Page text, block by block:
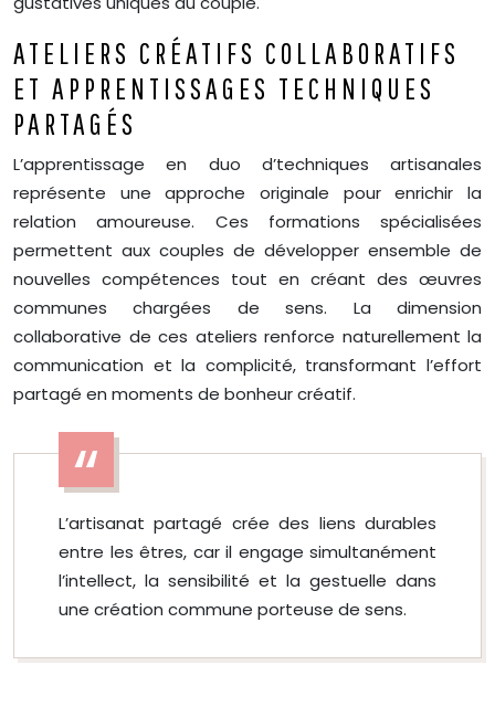
ATELIERS CRÉATIFS COLLABORATIFS
ET APPRENTISSAGES TECHNIQUES
PARTAGÉS
L’apprentissage en duo d’techniques artisanales
représente une approche originale pour enrichir la
relation amoureuse. Ces formations spécialisées
permettent aux couples de développer ensemble de
nouvelles compétences tout en créant des œuvres
communes chargées de sens. La dimension
collaborative de ces ateliers renforce naturellement la
communication et la complicité, transformant l’effort
partagé en moments de bonheur créatif.
L’artisanat partagé crée des liens durables
entre les êtres, car il engage simultanément
l’intellect, la sensibilité et la gestuelle dans
une création commune porteuse de sens.